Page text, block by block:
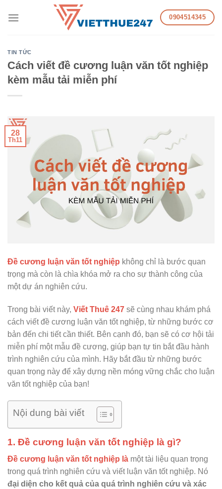
0904514345
TIN TỨC
Cách viết đề cương luận văn tốt nghiệp
kèm mẫu tải miễn phí
28
Th11
Đề cương luận văn tốt nghiệp không chỉ là bước quan
trọng mà còn là chìa khóa mở ra cho sự thành công của
một dự án nghiên cứu.
Trong bài viết này, Viết Thuê 247 sẽ cùng nhau khám phá
cách viết đề cương luận văn tốt nghiệp, từ những bước cơ
bản đến chi tiết cần thiết. Bên cạnh đó, bạn sẽ có cơ hội tải
miễn phí một mẫu đề cương, giúp bạn tự tin bắt đầu hành
trình nghiên cứu của mình. Hãy bắt đầu từ những bước
quan trọng này để xây dựng nền móng vững chắc cho luận
văn tốt nghiệp của bạn!
Nội dung bài viết
1. Đề cương luận văn tốt nghiệp là gì?
Đề cương luận văn tốt nghiệp là một tài liệu quan trọng
trong quá trình nghiên cứu và viết luận văn tốt nghiệp. Nó
đại diện cho kết quả của quá trình nghiên cứu và xác